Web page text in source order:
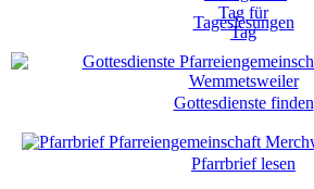
Tageslesungen
Gottesdienste finden
Pfarrbrief lesen